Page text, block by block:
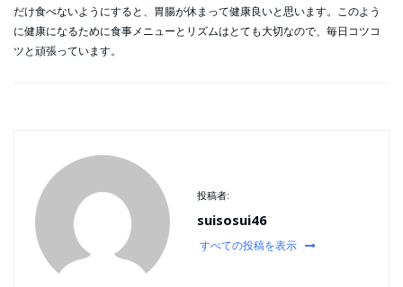
だけ食べないようにすると、胃腸が休まって健康良いと思います。このよう
に健康になるために食事メニューとリズムはとても大切なので、毎日コツコ
ツと頑張っています。
投稿者:
suisosui46
すべての投稿を表示